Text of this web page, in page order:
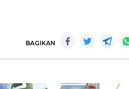
BAGIKAN